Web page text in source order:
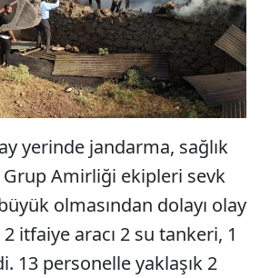
yerinde jandarma, sağlık
Amirliği ekipleri sevk
olmasından dolayı olay
itfaiye aracı 2 su tankeri, 1
13 personelle yaklaşık 2